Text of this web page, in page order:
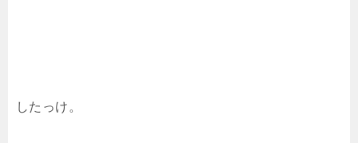
したっけ。